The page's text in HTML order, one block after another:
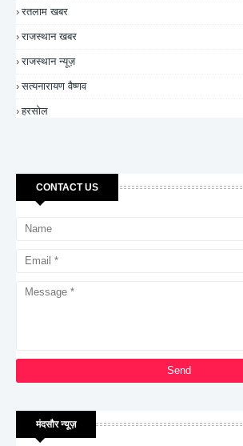
रतलाम खबर
राजस्थान खबर
राजस्थान न्यूज़
सत्यनारायण वैष्णव
हरसोल
CONTACT US
मंदसौर न्यूज़